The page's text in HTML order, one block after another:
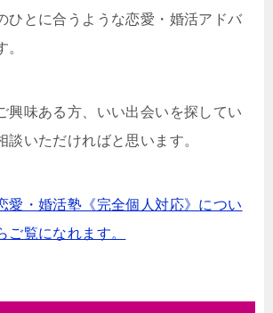
ひとに合うような恋愛・婚活アドバ
興味ある方、いい出会いを探してい
談いただければと思います。
愛・婚活塾《完全個人対応》につい
ご覧になれます。